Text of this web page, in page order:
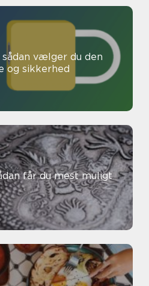
og sikkerhed
får du mest muligt